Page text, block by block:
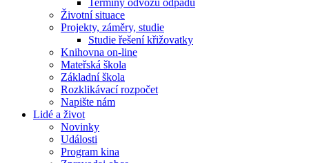
Termíny odvozů odpadů
Životní situace
Projekty, záměry, studie
Studie řešení křižovatky
Knihovna on-line
Mateřská škola
Základní škola
Rozklikávací rozpočet
Napište nám
Lidé a život
Novinky
Události
Program kina